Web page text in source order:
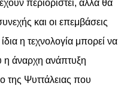
περιοριστεί, αλλά θα
και οι επεμβάσεις
η τεχνολογία μπορεί να
η άναρχη ανάπτυξη
της Ψυττάλειας που